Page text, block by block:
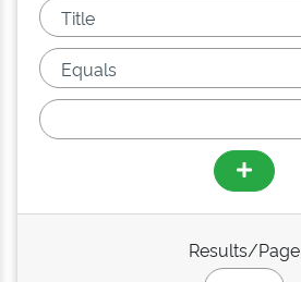
Results/Page